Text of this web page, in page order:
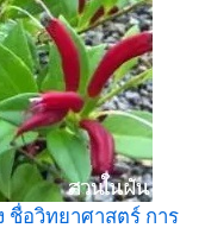
อวิทยาศาสตร์ การ